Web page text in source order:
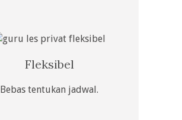
Fleksibel
Bebas tentukan jadwal.